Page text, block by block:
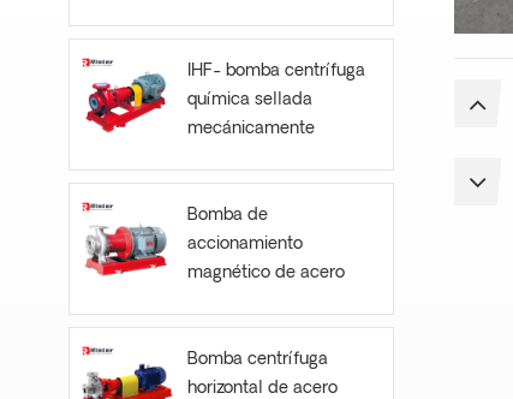
IHF- bomba centrífuga
química sellada
mecánicamente
Bomba de
accionamiento
magnético de acero
Bomba centrífuga
horizontal de acero